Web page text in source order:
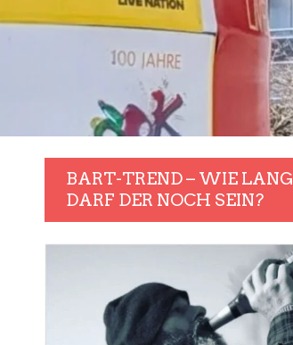
BART-TREND – WIE LANG
DARF DER NOCH SEIN?